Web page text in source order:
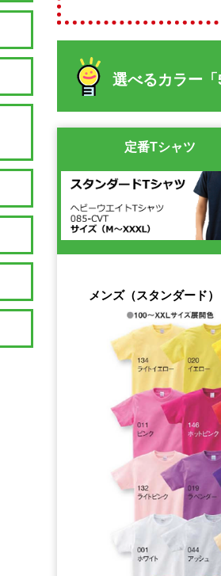
選べるカラー
定番Tシャツ
メンズ（スタンダード）